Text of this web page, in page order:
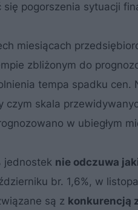
się pogorszenia sytuacji
miesiącach
zbliżonym do
tempa spadku cen.
czym skala
w ubiegłym
jednostek nie odczuwa
br. 1,6%, w
są z konkurencją